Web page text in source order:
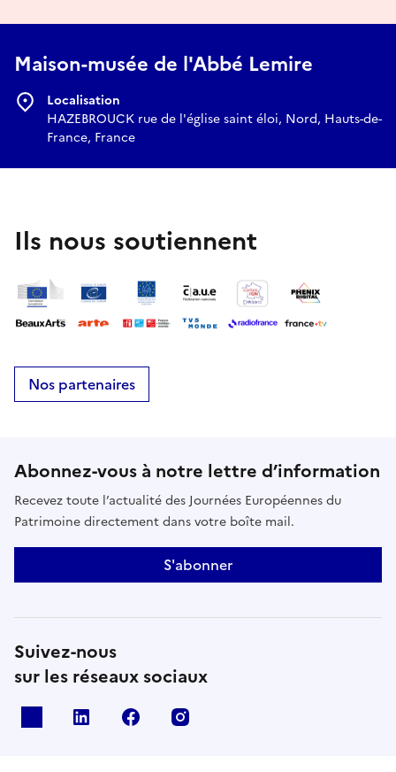
Maison-musée de l'Abbé Lemire
Localisation
HAZEBROUCK rue de l'église saint éloi, Nord, Hauts-de-
France, France
Ils nous soutiennent
Nos partenaires
Abonnez-vous à notre lettre d’information
Recevez toute l’actualité des Journées Européennes du
Patrimoine directement dans votre boîte mail.
S'abonner
Suivez-nous
sur les réseaux sociaux
Linkedin Facebook